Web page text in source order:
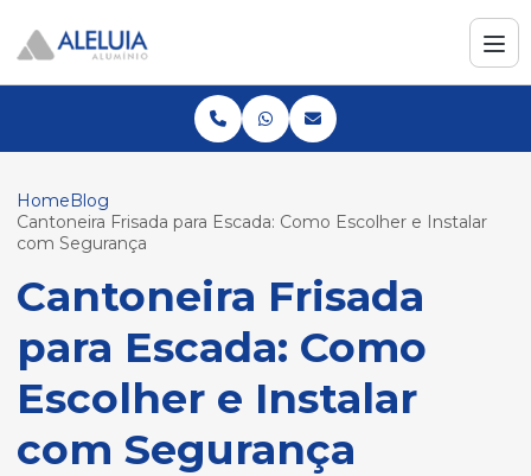
HomeBlog
Cantoneira Frisada para Escada: Como Escolher e Instalar
com Segurança
Cantoneira Frisada
para Escada: Como
Escolher e Instalar
com Segurança